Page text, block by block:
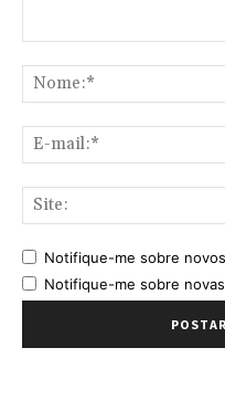
Notifique-me sobre
Notifique-me sobre